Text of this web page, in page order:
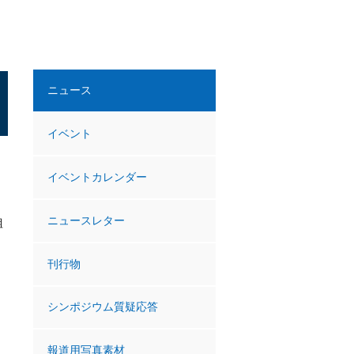
ニュース
イベント
イベントカレンダー
ニュースレター
刊行物
シンポジウム質疑応答
報道用写真素材